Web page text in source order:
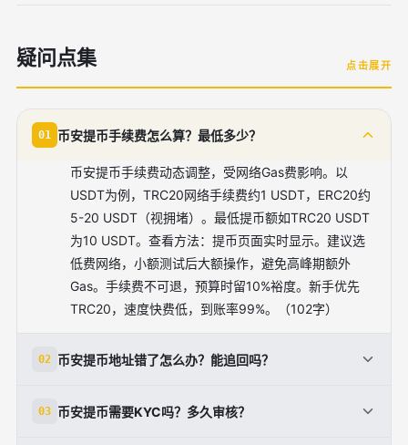
疑问点集 点击展开
01 币安提币手续费怎么算？最低多少？
币安提币手续费动态调整，受网络Gas费影响。以
USDT为例，TRC20网络手续费约1 USDT，ERC20约
5-20 USDT（视拥堵）。最低提币额如TRC20 USDT
为10 USDT。查看方法：提币页面实时显示。建议选
低费网络，小额测试后大额操作，避免高峰期额外
Gas。手续费不可退，预算时留10%裕度。新手优先
TRC20，速度快费低，到账率99%。（102字）
02 币安提币地址错了怎么办？能追回吗？
可追回（概率<1%）。预防：复制地址后逐字符核对，
03 币安提币需要KYC吗？多久审核？